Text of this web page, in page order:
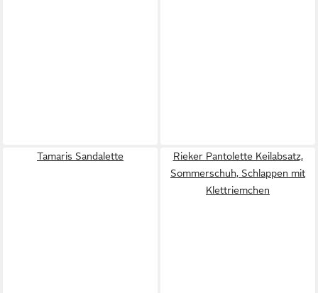
Tamaris Sandalette
Rieker Pantolette Keilabsatz,
Sommerschuh, Schlappen mit
Klettriemchen